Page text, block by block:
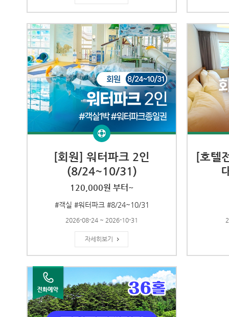
[회원] 워터파크 2인
(8/24~10/31)
120,000원 부터~
#객실 #워터파크 #8/24~10/31
2026-08-24 ~ 2026-10-31
자세히보기
[호텔